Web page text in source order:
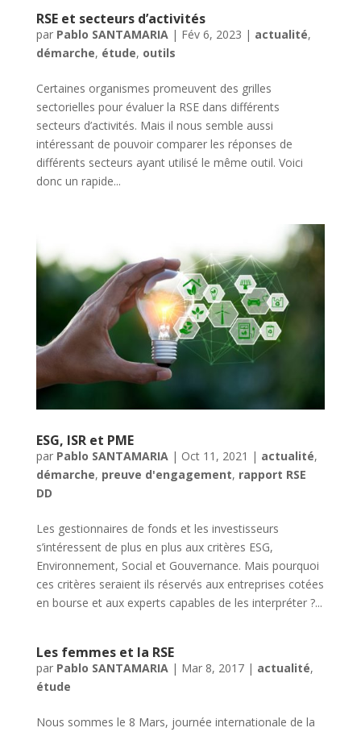
RSE et secteurs d’activités
par Pablo SANTAMARIA| Fév 6, 2023 | actualité,
démarche, étude, outils
Certaines organismes promeuvent des grilles
sectorielles pour évaluer la RSE dans différents
secteurs d’activités. Mais il nous semble aussi
intéressant de pouvoir comparer les réponses de
différents secteurs ayant utilisé le même outil. Voici
donc un rapide...
ESG, ISR et PME
par Pablo SANTAMARIA| Oct 11, 2021 | actualité,
démarche, preuve d'engagement, rapport RSE
DD
Les gestionnaires de fonds et les investisseurs
s’intéressent de plus en plus aux critères ESG,
Environnement, Social et Gouvernance. Mais pourquoi
ces critères seraient ils réservés aux entreprises cotées
en bourse et aux experts capables de les interpréter ?...
Les femmes et la RSE
par Pablo SANTAMARIA| Mar 8, 2017| actualité,
étude
Nous sommes le 8 Mars, journée internationale de la